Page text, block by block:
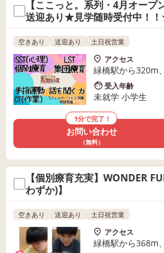
【ここっと。系列・4月オー
送迎あり★見学随時受付中！
空きあり 送迎あり 土日祝営業
アクセス
緑橋駅から320m
受入年齢
未就学 小学生
1分で完了！
お問い合わせ
（無料）
【個別療育充実】WONDER
わずか)】
空きあり 送迎あり 土日祝営業
アクセス
緑橋駅から368m